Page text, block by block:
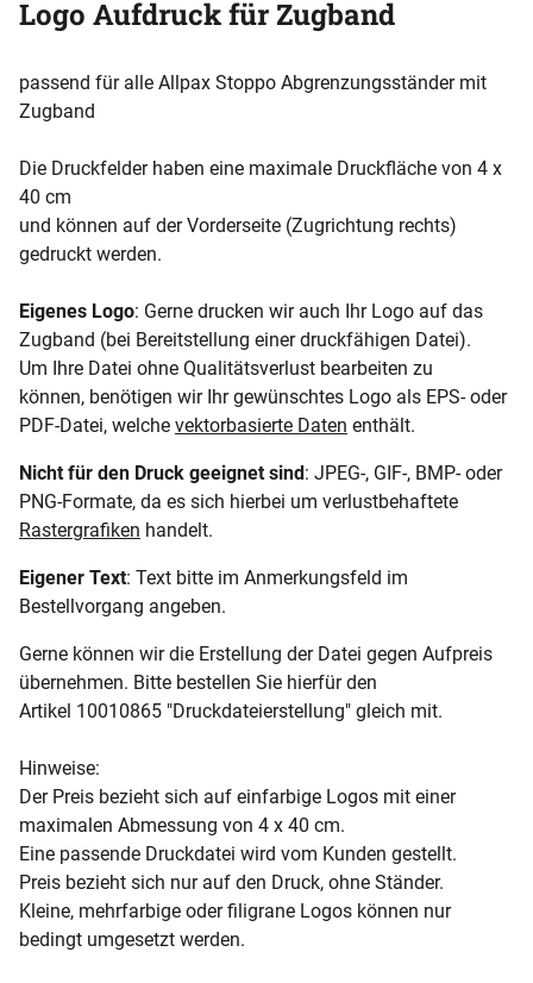
Logo Aufdruck für Zugband
passend für alle Allpax Stoppo Abgrenzungsständer mit
Zugband
Die Druckfelder haben eine maximale Druckfläche von 4 x
40 cm
und können auf der Vorderseite (Zugrichtung rechts)
gedruckt werden.
Eigenes Logo: Gerne drucken wir auch Ihr Logo auf das
Zugband (bei Bereitstellung einer druckfähigen Datei).
Um Ihre Datei ohne Qualitätsverlust bearbeiten zu
können, benötigen wir Ihr gewünschtes Logo als EPS- oder
PDF-Datei, welche vektorbasierte Daten enthält.
Nicht für den Druck geeignet sind: JPEG-, GIF-, BMP- oder
PNG-Formate, da es sich hierbei um verlustbehaftete
Rastergrafiken handelt.
Eigener Text: Text bitte im Anmerkungsfeld im
Bestellvorgang angeben.
Gerne können wir die Erstellung der Datei gegen Aufpreis
übernehmen. Bitte bestellen Sie hierfür den
Artikel 10010865 "Druckdateierstellung" gleich mit.
Hinweise:
Der Preis bezieht sich auf einfarbige Logos mit einer
maximalen Abmessung von 4 x 40 cm.
Eine passende Druckdatei wird vom Kunden gestellt.
Preis bezieht sich nur auf den Druck, ohne Ständer.
Kleine, mehrfarbige oder filigrane Logos können nur
bedingt umgesetzt werden.